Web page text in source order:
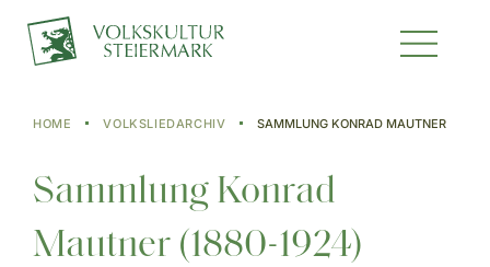
HOME VOLKSLIEDARCHIV SAMMLUNG KONRAD MAUTNER
Sammlung Konrad
Mautner (1880-1924)